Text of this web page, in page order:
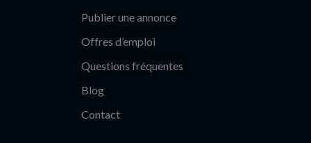
Publier une annonce
Offres d’emploi
Questions fréquentes
Blog
Contact